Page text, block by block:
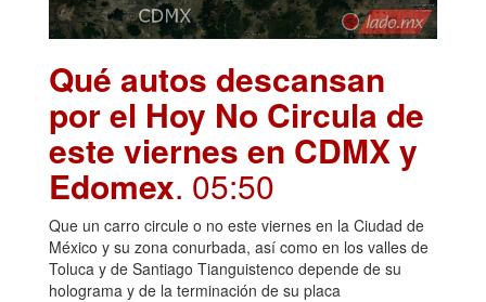
Qué autos descansan
por el Hoy No Circula de
este viernes en CDMX y
Edomex. 05:50
Que un carro circule o no este viernes en la Ciudad de
México y su zona conurbada, así como en los valles de
Toluca y de Santiago Tianguistenco depende de su
holograma y de la terminación de su placa